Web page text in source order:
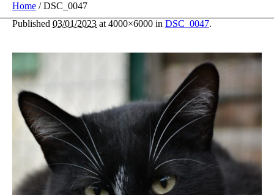
Home /DSC_0047
Published 03/01/2023 at 4000×6000 in DSC_0047.